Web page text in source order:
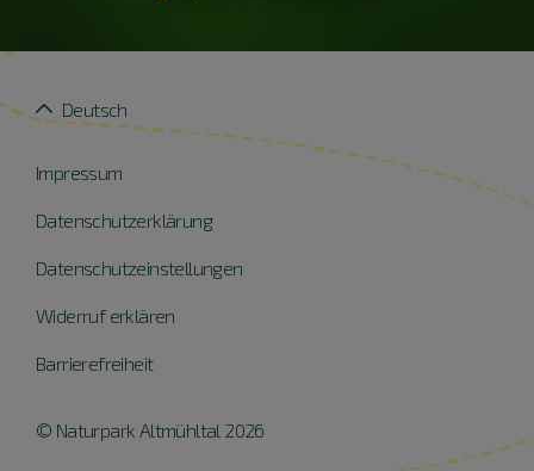
Impressum
Datenschutzerklärung
Datenschutzeinstellungen
Widerruf erklären
Barrierefreiheit
Deutsch
© Naturpark Altmühltal 2026